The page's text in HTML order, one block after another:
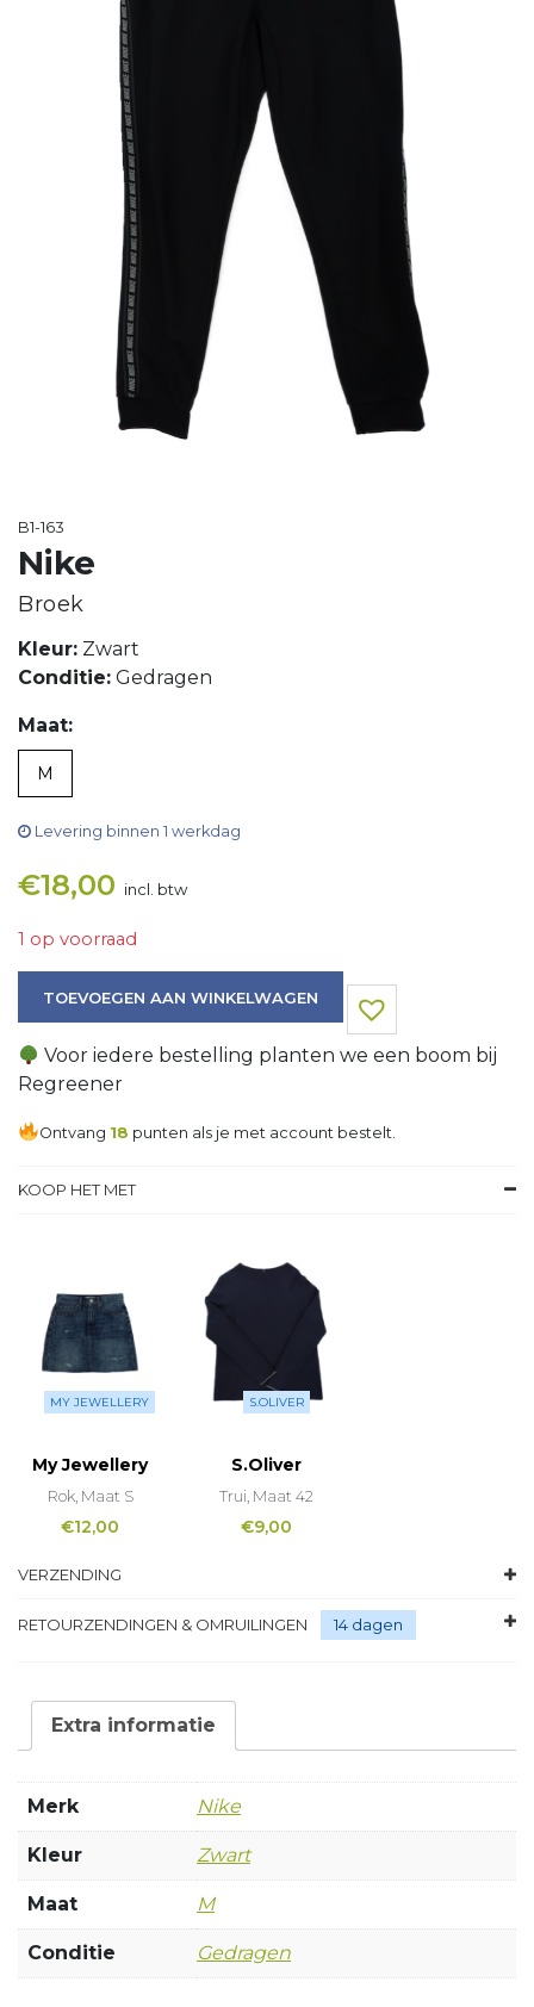
B1-163
Nike
Broek
Kleur: Zwart
Conditie: Gedragen
Maat:
M
Levering binnen 1 werkdag
€18,00 incl. btw
1 op voorraad
TOEVOEGEN AAN WINKELWAGEN
Voor iedere bestelling planten we een boom bij
Regreener
Ontvang 18 punten als je met account bestelt.
KOOP HET MET
MY JEWELLERY
My Jewellery
Rok, Maat S
€12,00
S.OLIVER
S.Oliver
Trui, Maat 42
€9,00
VERZENDING
RETOURZENDINGEN & OMRUILINGEN 14 dagen
Extra informatie
Merk Nike
Kleur Zwart
Maat M
Conditie Gedragen